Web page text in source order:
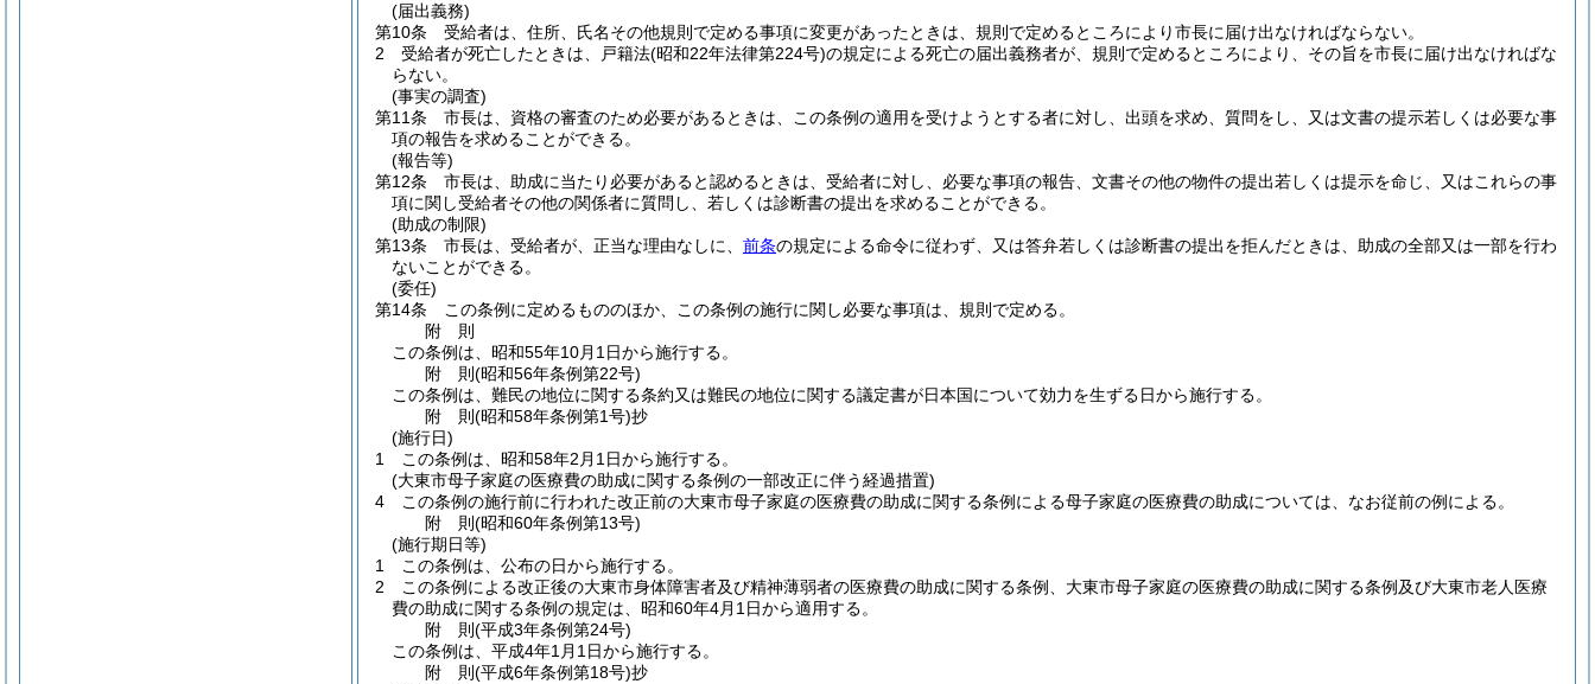
(届出義務)
第10条
受給者は、住所、氏名その他規則で定める事項に変更があったときは、規則で定めるところにより市長に届け出なければならない。
2
受給者が死亡したときは、戸籍法(昭和22年法律第224号)の規定による死亡の届出義務者が、規則で定めるところにより、その旨を市長に届け出なければな
らない。
(事実の調査)
第11条
市長は、資格の審査のため必要があるときは、この条例の適用を受けようとする者に対し、出頭を求め、質問をし、又は文書の提示若しくは必要な事
項の報告を求めることができる。
(報告等)
第12条
市長は、助成に当たり必要があると認めるときは、受給者に対し、必要な事項の報告、文書その他の物件の提出若しくは提示を命じ、又はこれらの事
項に関し受給者その他の関係者に質問し、若しくは診断書の提出を求めることができる。
(助成の制限)
第13条
市長は、受給者が、正当な理由なしに、 前条の規定による命令に従わず、又は答弁若しくは診断書の提出を拒んだときは、助成の全部又は一部を行わ
ないことができる。
(委任)
第14条
この条例に定めるもののほか、この条例の施行に関し必要な事項は、規則で定める。
附 則
この条例は、昭和55年10月1日から施行する。
附 則(昭和56年条例第22号)
この条例は、難民の地位に関する条約又は難民の地位に関する議定書が日本国について効力を生ずる日から施行する。
附 則(昭和58年条例第1号)抄
(施行日)
1
この条例は、昭和58年2月1日から施行する。
(大東市母子家庭の医療費の助成に関する条例の一部改正に伴う経過措置)
4
この条例の施行前に行われた改正前の大東市母子家庭の医療費の助成に関する条例による母子家庭の医療費の助成については、なお従前の例による。
附 則(昭和60年条例第13号)
(施行期日等)
1
この条例は、公布の日から施行する。
2
この条例による改正後の大東市身体障害者及び精神薄弱者の医療費の助成に関する条例、大東市母子家庭の医療費の助成に関する条例及び大東市老人医療
費の助成に関する条例の規定は、昭和60年4月1日から適用する。
附 則(平成3年条例第24号)
この条例は、平成4年1月1日から施行する。
附 則(平成6年条例第18号)抄